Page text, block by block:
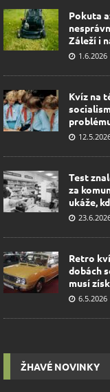
Pokuta
Záleží i
1.6.2026
Kvíz na
Test
za
ukáže,
Retro
dobách
musí
6.5.2026
ŽHAVÉ NOVINKY